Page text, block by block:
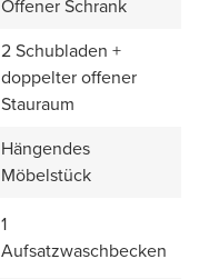
Offener Schrank
2 Schubladen +
doppelter offener
Stauraum
Hängendes
Möbelstück
1
Aufsatzwaschbecken